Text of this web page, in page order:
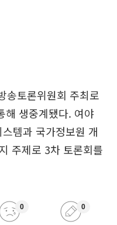
송토론위원회 주최로
해 생중계됐다. 여야
템과 국가정보원 개
주제로 3차 토론회를
0 0